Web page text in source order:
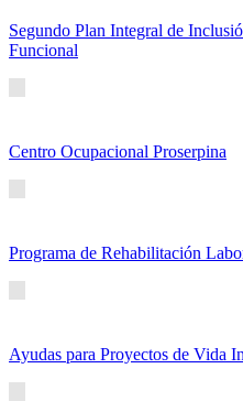
Segundo Plan Integral de
Funcional
Centro Ocupacional Proserpina
Programa de Rehabilitación
Ayudas para Proyectos de Vida